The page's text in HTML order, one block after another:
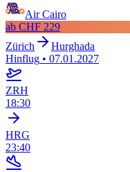
Air Cairo
ab CHF 229
Zürich
Hurghada
Hinflug • 07.01.2027
ZRH
18:30
HRG
23:40